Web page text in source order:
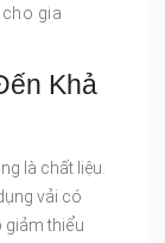
gia
Khả
là chất liệu.
vải có
giảm thiểu